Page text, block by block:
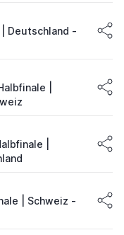
| Deutschland -
|
|
| Schweiz -